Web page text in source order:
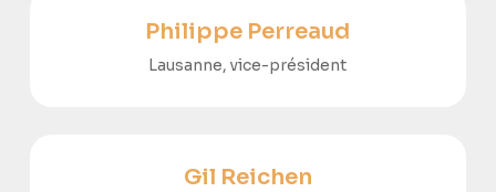
Philippe Perreaud
Lausanne, vice-président
Gil Reichen